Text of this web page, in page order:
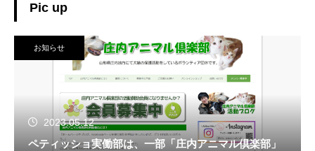
Pic up
お知らせ
2023.05.12
ペティッショ実働部は、一部「庄内アニマル倶楽部」